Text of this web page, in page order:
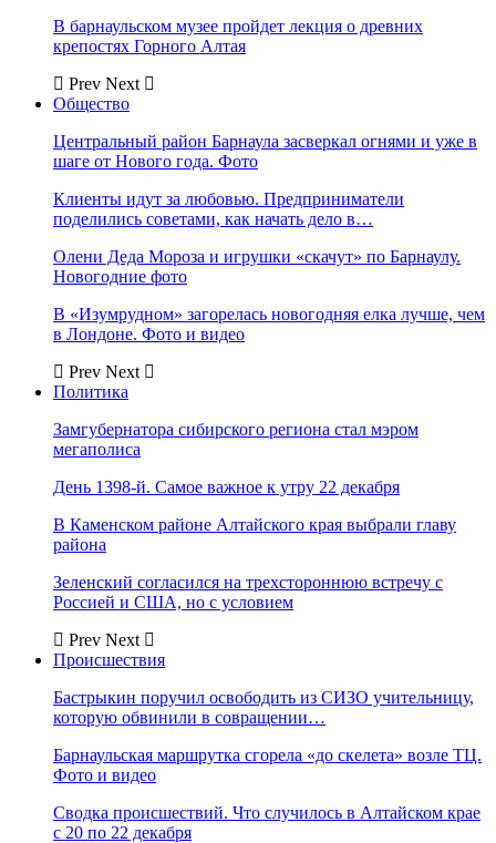
В барнаульском музее пройдет лекция о древних
крепостях Горного Алтая
Prev Next
Общество
Центральный район Барнаула засверкал огнями и уже в
шаге от Нового года. Фото
Клиенты идут за любовью. Предприниматели
поделились советами, как начать дело в…
Олени Деда Мороза и игрушки «скачут» по Барнаулу.
Новогодние фото
В «Изумрудном» загорелась новогодняя елка лучше, чем
в Лондоне. Фото и видео
Prev Next
Политика
Замгубернатора сибирского региона стал мэром
мегаполиса
День 1398-й. Самое важное к утру 22 декабря
В Каменском районе Алтайского края выбрали главу
района
Зеленский согласился на трехстороннюю встречу с
Россией и США, но с условием
Prev Next
Происшествия
Бастрыкин поручил освободить из СИЗО учительницу,
которую обвинили в совращении…
Барнаульская маршрутка сгорела «до скелета» возле ТЦ.
Фото и видео
Сводка происшествий. Что случилось в Алтайском крае
с 20 по 22 декабря